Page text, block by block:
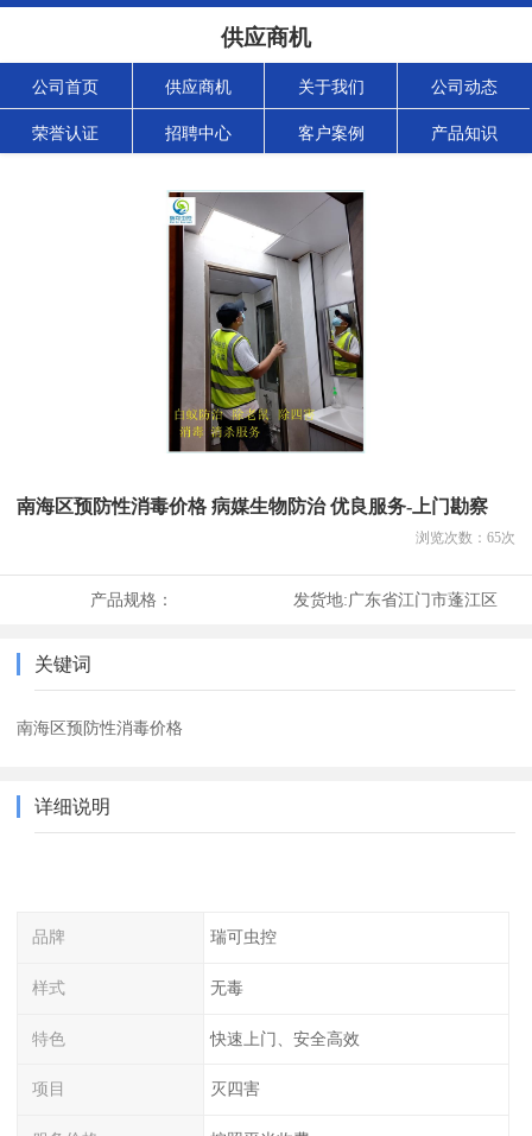
供应商机
公司首页 供应商机 关于我们 公司动态
荣誉认证 招聘中心 客户案例 产品知识
南海区预防性消毒价格 病媒生物防治 优良服务-上门勘察
浏览次数： 65次
产品规格： 发货地:广东省江门市蓬江区
关键词
南海区预防性消毒价格
详细说明
品牌 瑞可虫控
样式 无毒
特色 快速上门、安全高效
项目 灭四害